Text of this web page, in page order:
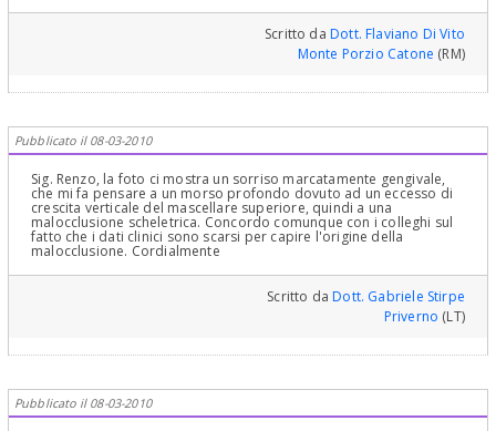
Scritto daDott. Flaviano Di Vito
Monte Porzio Catone (RM)
Pubblicato il 08-03-2010
Sig. Renzo, la foto ci mostra un sorriso marcatamente gengivale,
che mi fa pensare a un morso profondo dovuto ad un eccesso di
crescita verticale del mascellare superiore, quindi a una
malocclusione scheletrica. Concordo comunque con i colleghi sul
fatto che i dati clinici sono scarsi per capire l'origine della
malocclusione. Cordialmente
Scritto daDott. Gabriele Stirpe
Priverno (LT)
Pubblicato il 08-03-2010